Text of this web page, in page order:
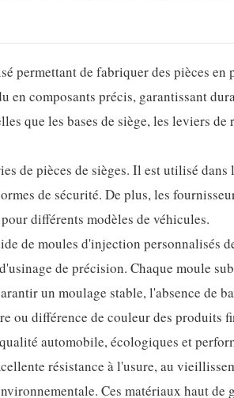
permettant de fabriquer des pièces en
en composants précis, garantissant
que les bases de siège, les leviers de
de pièces de sièges. Il est utilisé dans
de sécurité. De plus, les
différents modèles de véhicules.
de moules d'injection personnalisés
de précision. Chaque moule
un moulage stable, l'absence de
ou différence de couleur des produits
automobile, écologiques et
résistance à l'usure, au
Ces matériaux haut de